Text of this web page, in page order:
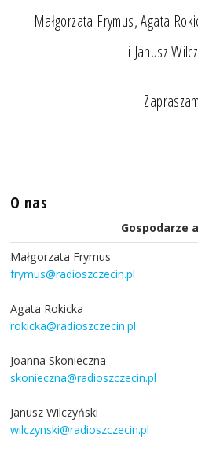
Małgorzata Frymus, Agata
i Janusz
O nas
Gospodarze
Małgorzata Frymus
frymus@radioszczecin.pl
Agata Rokicka
rokicka@radioszczecin.pl
Joanna Skonieczna
skonieczna@radioszczecin.pl
Janusz Wilczyński
wilczynski@radioszczecin.pl